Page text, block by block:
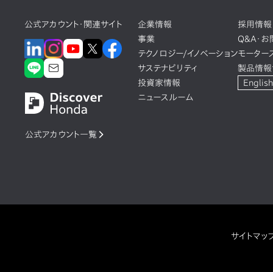
公式アカウント・関連サイト
公式アカウント一覧
企業情報
事業
テクノロジー/イノベーション
サステナビリティ
投資家情報
ニュースルーム
採用情報
Q&A・
モーター
製品情報
English
サイトマッ